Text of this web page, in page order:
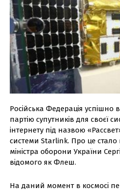
Російська Федерація успішно
партію супутників для своєї
інтернету під назвою
системи Starlink. Про це стало
міністра оборони України
відомого як Флеш.
На даний момент в космосі